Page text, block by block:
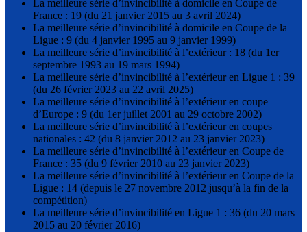
La meilleure série d’invincibilité à domicile en Coupe de
France : 19 (du 21 janvier 2015 au 3 avril 2024)
La meilleure série d’invincibilité à domicile en Coupe de la
Ligue : 9 (du 4 janvier 1995 au 9 janvier 1999)
La meilleure série d’invincibilité à l’extérieur : 18 (du 1er
septembre 1993 au 19 mars 1994)
La meilleure série d’invincibilité à l’extérieur en Ligue 1 : 39
(du 26 février 2023 au 22 avril 2025)
La meilleure série d’invincibilité à l’extérieur en coupe
d’Europe : 9 (du 1er juillet 2001 au 29 octobre 2002)
La meilleure série d’invincibilité à l’extérieur en coupes
nationales : 42 (du 8 janvier 2012 au 23 janvier 2023)
La meilleure série d’invincibilité à l’extérieur en Coupe de
France : 35 (du 9 février 2010 au 23 janvier 2023)
La meilleure série d’invincibilité à l’extérieur en Coupe de la
Ligue : 14 (depuis le 27 novembre 2012 jusqu’à la fin de la
compétition)
La meilleure série d’invincibilité en Ligue 1 : 36 (du 20 mars
2015 au 20 février 2016)